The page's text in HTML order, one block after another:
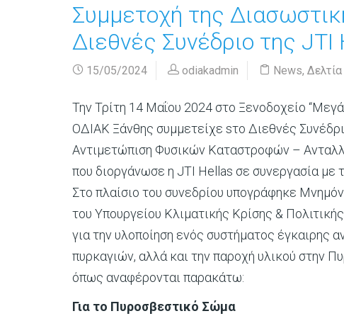
Συμμετοχή της
Διεθνές Συνέδριο της JTI
15/05/2024 odiakadmin News,
Την Τρίτη 14 Μαΐου 2024 στο Ξενοδοχείο
ΟΔΙΑΚ Ξάνθης συμμετείχε sτο Διεθνές
Αντιμετώπιση Φυσικών Καταστροφών –
που διοργάνωσε η JTI Hellas σε συνεργασία με
Στο πλαίσιο του συνεδρίου υπογράφηκε
του Υπουργείου Κλιματικής Κρίσης &
για την υλοποίηση ενός συστήματος έγκαιρης
πυρκαγιών, αλλά και την παροχή υλικού στην
όπως αναφέρονται παρακάτω:
Για το Πυροσβεστικό Σώμα